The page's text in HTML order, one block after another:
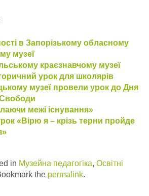
в Запорізькому обласному
музеї
краєзнавчому музеї
урок для школярів
музеї провели урок до Дня
Свободи
межі існування»
«Вірю я – крізь терни пройде
in Музейна педагогіка, Освітні
the permalink.